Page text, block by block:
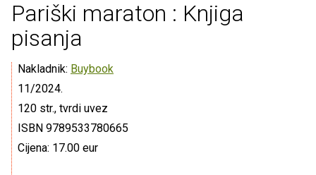
Pariški maraton : Knjiga
pisanja
Nakladnik: Buybook
11/2024.
120 str., tvrdi uvez
ISBN 9789533780665
Cijena: 17.00 eur